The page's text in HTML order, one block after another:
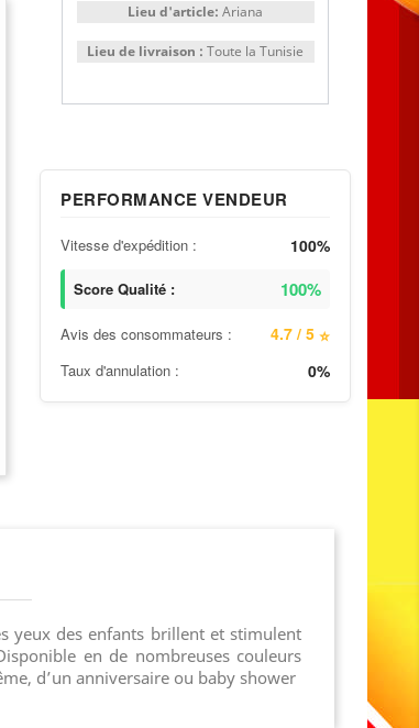
Lieu d'article: Ariana
Lieu de livraison :Toute la Tunisie
PERFORMANCE VENDEUR
Vitesse d'expédition : 100%
Score Qualité : 100%
Avis des consommateurs : 4.7 / 5 ⭐
Taux d'annulation : 0%
yeux des enfants brillent et stimulent
en de nombreuses couleurs
d’un anniversaire ou baby shower